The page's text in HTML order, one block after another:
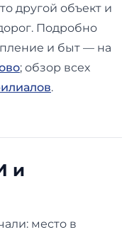
другой объект и
Подробно
и быт — на
; обзор всех
.
и
место в